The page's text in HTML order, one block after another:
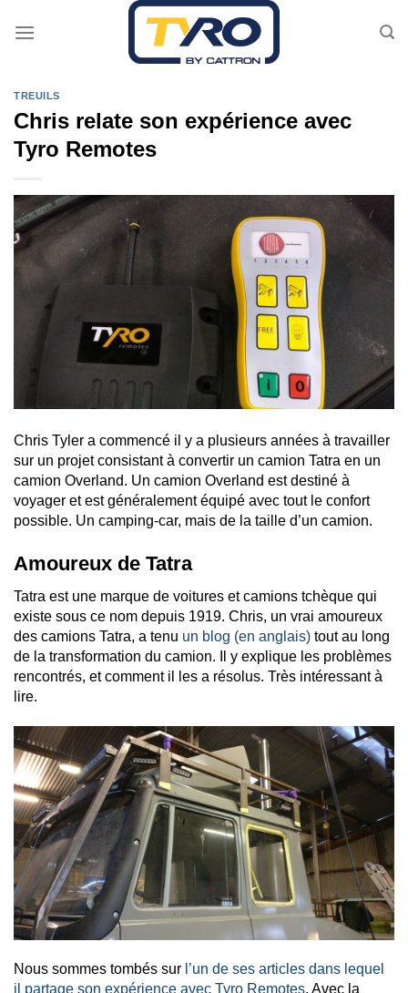
TREUILS
Chris relate son expérience avec
Tyro Remotes
Chris Tyler a commencé il y a plusieurs années à travailler
sur un projet consistant à convertir un camion Tatra en un
camion Overland. Un camion Overland est destiné à
voyager et est généralement équipé avec tout le confort
possible. Un camping-car, mais de la taille d’un camion.
Amoureux de Tatra
Tatra est une marque de voitures et camions tchèque qui
existe sous ce nom depuis 1919. Chris, un vrai amoureux
des camions Tatra, a tenu un blog (en anglais) tout au long
de la transformation du camion. Il y explique les problèmes
rencontrés, et comment il les a résolus. Très intéressant à
lire.
Nous sommes tombés sur l’un de ses articles dans lequel
il partage son expérience avec Tyro Remotes. Avec la